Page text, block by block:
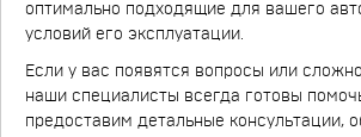
оптимально подходящие для вашего
условий его эксплуатации.
Если у вас появятся вопросы или
наши специалисты всегда готовы
предоставим детальные консультации,